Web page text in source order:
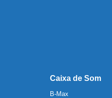
Caixa de Som
B-Max